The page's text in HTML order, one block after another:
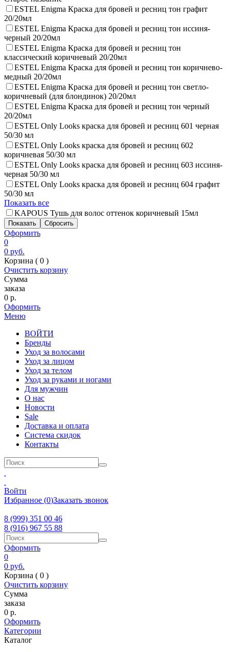
ESTEL Enigma Краска для бровей и ресниц тон графит
20/20мл
ESTEL Enigma Краска для бровей и ресниц тон иссиня-
черный 20/20мл
ESTEL Enigma Краска для бровей и ресниц тон
классический коричневый 20/20мл
ESTEL Enigma Краска для бровей и ресниц тон коричнево-
медный 20/20мл
ESTEL Enigma Краска для бровей и ресниц тон светло-
коричневый (для блондинок) 20/20мл
ESTEL Enigma Краска для бровей и ресниц тон черный
20/20мл
ESTEL Only Looks краска для бровей и ресниц 601 черная
50/30 мл
ESTEL Only Looks краска для бровей и ресниц 602
коричневая 50/30 мл
ESTEL Only Looks краска для бровей и ресниц 603 иссиня-
черная 50/30 мл
ESTEL Only Looks краска для бровей и ресниц 604 графит
50/30 мл
Показать все
KAPOUS Тушь для волос оттенок коричневый 15мл
Показать Сбросить
Оформить
0
0 руб.
Корзина ( 0 )
Очистить корзину
Сумма
заказа
0 р.
Оформить
Меню
ВОЙТИ
Бренды
Уход за волосами
Уход за лицом
Уход за телом
Уход за руками и ногами
Для мужчин
О нас
Новости
Sale
Доставка и оплата
Система скидок
Контакты
Войти
Избранное (0)Заказать звонок
8 (999) 351 00 46
8 (916) 967 55 88
Оформить
0
0 руб.
Корзина ( 0 )
Очистить корзину
Сумма
заказа
0 р.
Оформить
Категории
Каталог